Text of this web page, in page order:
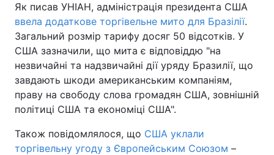
Як писав УНІАН, адміністрація президента США
ввела додаткове торгівельне мито для Бразілії.
Загальний розмір тарифу досяг 50 відсотків. У
США зазначили, що мита є відповіддю "на
незвичайні та надзвичайні дії уряду Бразилії, що
завдають шкоди американським компаніям,
праву на свободу слова громадян США, зовнішній
політиці США та економіці США".
Також повідомлялося, що США уклали
торгівельну угоду з Європейським Союзом –